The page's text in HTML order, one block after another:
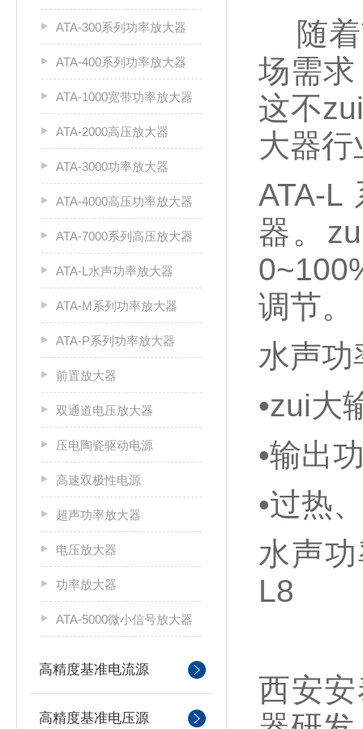
ATA-300系列功率放大器
ATA-400系列功率放大器
ATA-1000宽带功率放大器
ATA-2000高压放大器
ATA-3000功率放大器
ATA-4000高压功率放大器
ATA-7000系列高压放大器
ATA-L水声功率放大器
ATA-M系列功率放大器
ATA-P系列功率放大器
前置放大器
双通道电压放大器
压电陶瓷驱动电源
高速双极性电源
超声功率放大器
电压放大器
功率放大器
ATA-5000微小信号放大器
高精度基准电流源
高精度基准电压源
随着
场需
这不
大器
ATA-L
器。
调节。
水声功
•zui大
•输出
•过热
水声
L8
西安